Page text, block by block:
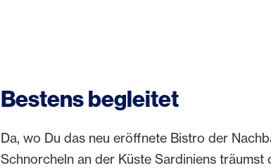
Bestens begleitet
Da, wo Du das neu eröffnete Bistro der
Schnorcheln an der Küste Sardiniens träumst